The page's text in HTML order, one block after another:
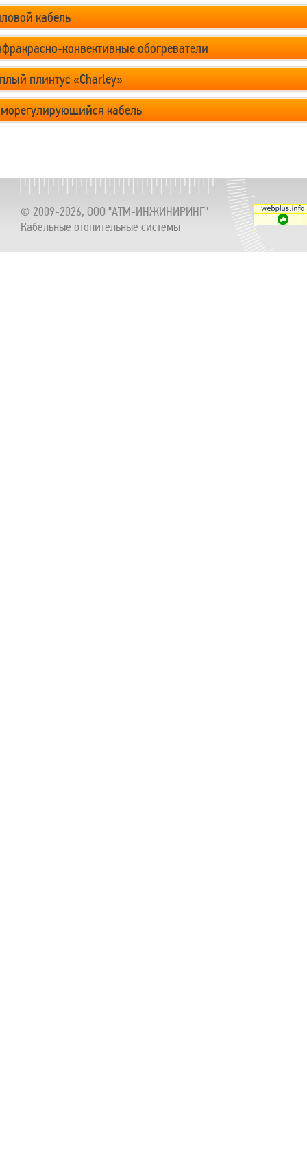
кабель
конвективные обогреватели
плинтус «Charley»
кабель
© 2009-2026, ООО "АТМ-ИНЖИНИРИНГ"
Кабельные отопительные системы